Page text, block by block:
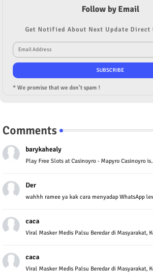
Follow by Email
Get Notified About Next Update Direct
* We promise that we don't spam !
Comments
barykahealy
Play Free Slots at Casinoyro - Mapyro Casinoyro
Der
wahhh ramee ya kak cara menyadap WhatsApp
caca
Viral Masker Medis Palsu Beredar di Masyarakat,
caca
Viral Masker Medis Palsu Beredar di Masyarakat,